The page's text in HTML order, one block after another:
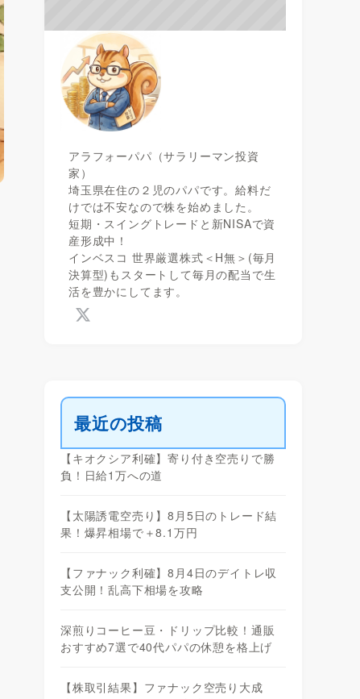
アラフォーパパ（サラリーマン投資
家）
埼玉県在住の２児のパパです。給料だ
けでは不安なので株を始めました。
短期・スイングトレードと新NISAで資
産形成中！
インベスコ 世界厳選株式＜H無＞(毎月
決算型)もスタートして毎月の配当で生
活を豊かにしてます。
最近の投稿
【キオクシア利確】寄り付き空売りで勝
負！日給1万への道
【太陽誘電空売り】8月5日のトレード結
果！爆昇相場で＋8.1万円
【ファナック利確】8月4日のデイトレ収
支公開！乱高下相場を攻略
深煎りコーヒー豆・ドリップ比較！通販
おすすめ7選で40代パパの休憩を格上げ
【株取引結果】ファナック空売り大成